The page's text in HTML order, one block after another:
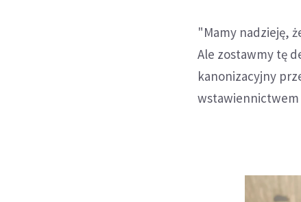
"Mamy nadzieję,
Ale zostawmy tę
kanonizacyjny
wstawiennictwem